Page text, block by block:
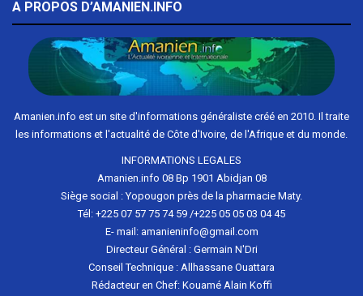
A PROPOS D’AMANIEN.INFO
Amanien.info est un site d'informations généraliste créé en 2010. Il traite
les informations et l'actualité de Côte d'Ivoire, de l'Afrique et du monde.
INFORMATIONS LEGALES
Amanien.info 08 Bp 1901 Abidjan 08
Siège social : Yopougon près de la pharmacie Maty.
Tél: +225 07 57 75 74 59 /+225 05 05 03 04 45
E- mail: amanieninfo@gmail.com
Directeur Général : Germain N'Dri
Conseil Technique : Allhassane Ouattara
Rédacteur en Chef: Kouamé Alain Koffi